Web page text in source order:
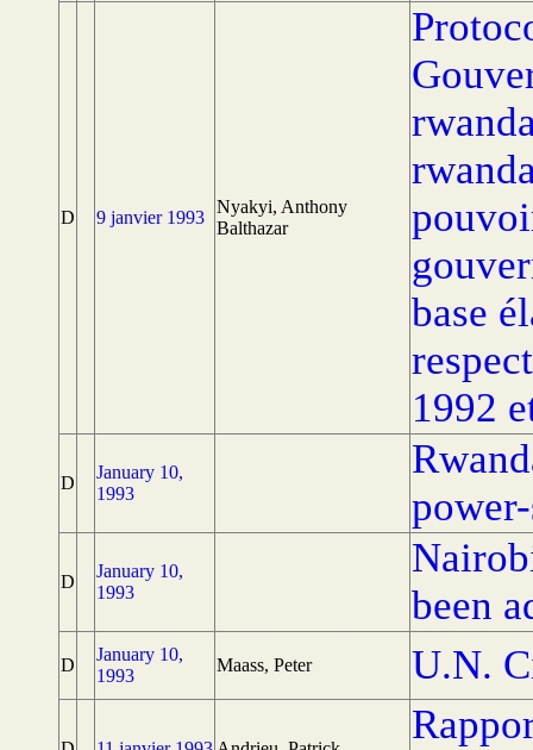
D 9 janvier 1993
Nyakyi, Anthony
Balthazar
base
1992
D
January 10,
1993
D
January 10,
1993
been
D
January 10,
1993
Maass, Peter U.N.